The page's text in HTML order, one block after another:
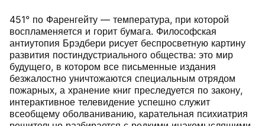
451° по Фаренгейту — температура, при которой
воспламеняется и горит бумага. Философская
антиутопия Брэдбери рисует беспросветную картину
развития постиндустриального общества: это мир
будущего, в котором все письменные издания
безжалостно уничтожаются специальным отрядом
пожарных, а хранение книг преследуется по закону,
интерактивное телевидение успешно служит
всеобщему оболваниванию, карательная психиатрия